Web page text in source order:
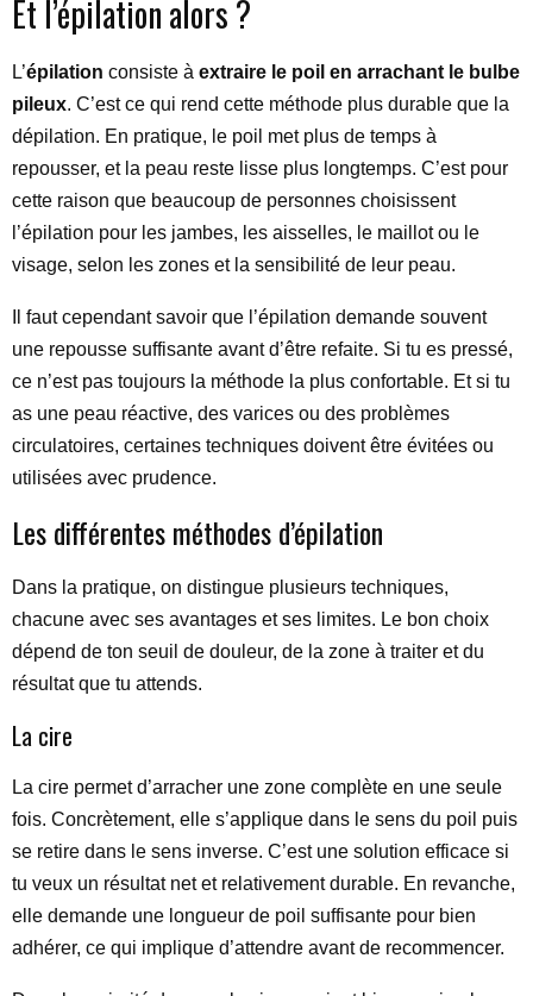
Et l’épilation alors ?
L’épilation consiste à extraire le poil en arrachant le bulbe
pileux. C’est ce qui rend cette méthode plus durable que la
dépilation. En pratique, le poil met plus de temps à
repousser, et la peau reste lisse plus longtemps. C’est pour
cette raison que beaucoup de personnes choisissent
l’épilation pour les jambes, les aisselles, le maillot ou le
visage, selon les zones et la sensibilité de leur peau.
Il faut cependant savoir que l’épilation demande souvent
une repousse suffisante avant d’être refaite. Si tu es pressé,
ce n’est pas toujours la méthode la plus confortable. Et si tu
as une peau réactive, des varices ou des problèmes
circulatoires, certaines techniques doivent être évitées ou
utilisées avec prudence.
Les différentes méthodes d’épilation
Dans la pratique, on distingue plusieurs techniques,
chacune avec ses avantages et ses limites. Le bon choix
dépend de ton seuil de douleur, de la zone à traiter et du
résultat que tu attends.
La cire
La cire permet d’arracher une zone complète en une seule
fois. Concrètement, elle s’applique dans le sens du poil puis
se retire dans le sens inverse. C’est une solution efficace si
tu veux un résultat net et relativement durable. En revanche,
elle demande une longueur de poil suffisante pour bien
adhérer, ce qui implique d’attendre avant de recommencer.